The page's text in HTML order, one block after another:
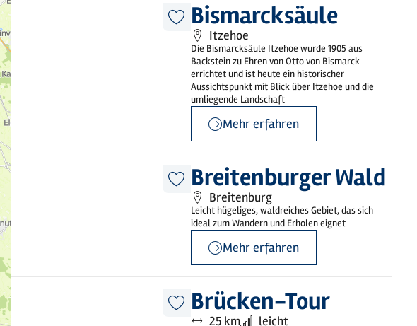
Diesen
Artikel
merken
Bismarcksäule
Itzehoe
Die Bismarcksäule Itzehoe wurde 1905 aus
Backstein zu Ehren von Otto von Bismarck
errichtet und ist heute ein historischer
Aussichtspunkt mit Blick über Itzehoe und die
umliegende Landschaft
Mehr
erfahren
Mehr erfahren
Diesen
Artikel
merken
Breitenburger Wald
Breitenburg
Leicht hügeliges, waldreiches Gebiet, das sich
ideal zum Wandern und Erholen eignet
Mehr
Mehr erfahren
Diesen
Artikel
Brücken-Tour
Entfernung:
25 km Anforderung:
leicht
Mehr
erfahren